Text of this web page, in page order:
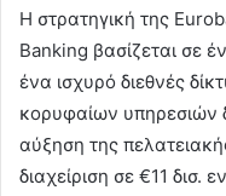
Η στρατηγική της
Banking βασίζεται σε
ένα ισχυρό διεθνές
κορυφαίων υπηρεσιών
αύξηση της
διαχείριση σε €11 δισ.